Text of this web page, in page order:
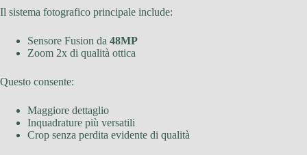
Il sistema fotografico principale include:
Sensore Fusion da 48MP
Zoom 2x di qualità ottica
Questo consente:
Maggiore dettaglio
Inquadrature più versatili
Crop senza perdita evidente di qualità